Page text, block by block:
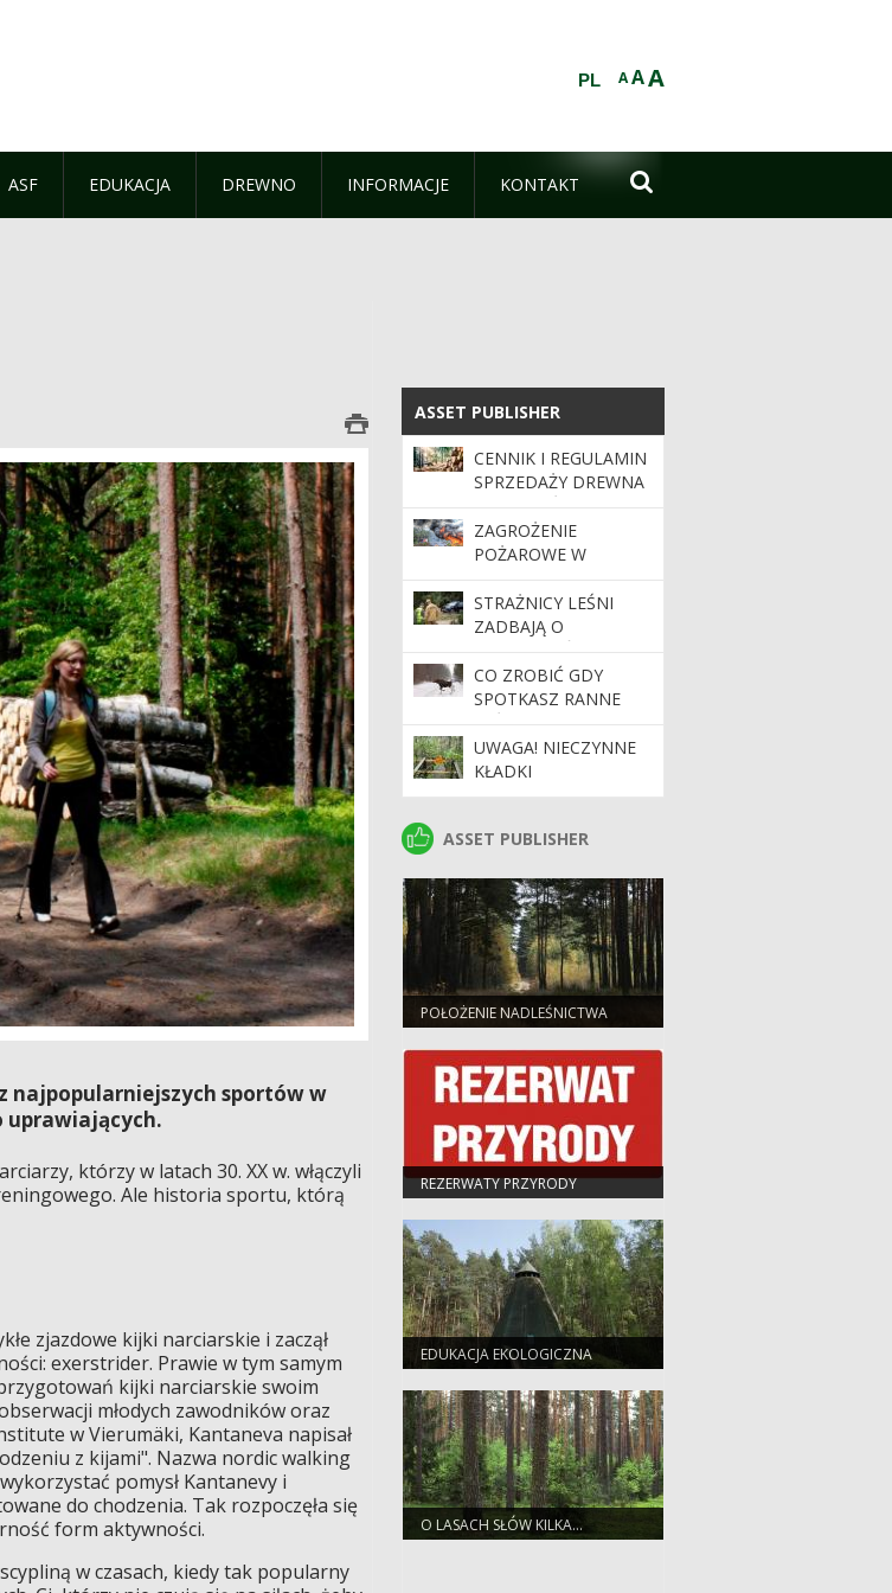
AAA
PL
ASF EDUKACJA DREWNO INFORMACJE KONTAKT 
najpopularniejszych sportów w
uprawiających.
którzy w latach 30. XX w. włączyli
Ale historia sportu, którą
zjazdowe kijki narciarskie i zaczął
exerstrider. Prawie w tym samym
kijki narciarskie swoim
młodych zawodników oraz
w Vierumäki, Kantaneva napisał
z kijami". Nazwa nordic walking
pomysł Kantanevy i
do chodzenia. Tak rozpoczęła się
form aktywności.
w czasach, kiedy tak popularny
ASSET PUBLISHER
ASSET PUBLISHER
CENNIK I REGULAMIN
SPRZEDAŻY DREWNA
W NADLEŚNICTWIE
OBORNIKI
ZAGROŻENIE
POŻAROWE W
LASACH. APEL O
OSTROŻNOŚĆ
STRAŻNICY LEŚNI
ZADBAJĄ O
BEZPIECZEŃSTWO
PODCZAS MAJÓWKI
CO ZROBIĆ GDY
SPOTKASZ RANNE
LEŚNE ZWIERZĘ?
UWAGA! NIECZYNNE
KŁADKI
ASSET PUBLISHER
ASSET PUBLISHER
POŁOŻENIE NADLEŚNICTWA
REZERWATY PRZYRODY
EDUKACJA EKOLOGICZNA
O LASACH SŁÓW KILKA...